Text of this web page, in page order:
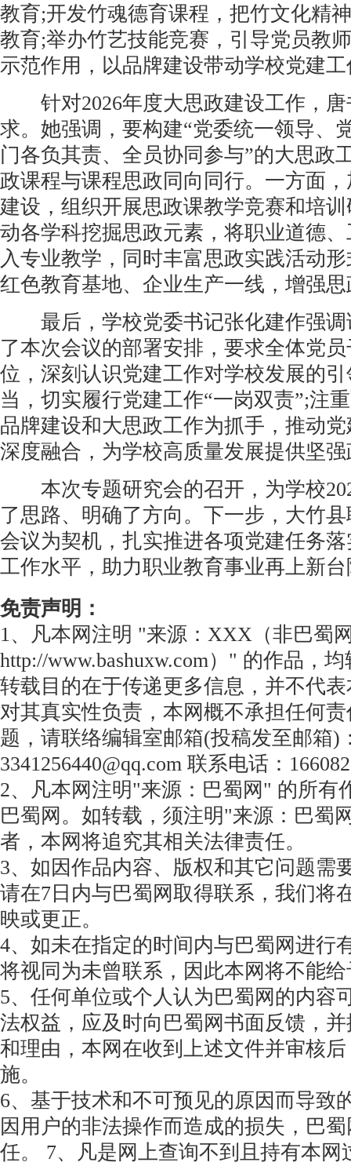
教育;开发竹魂德育课程，把竹文化精
教育;举办竹艺技能竞赛，引导党员教
示范作用，以品牌建设带动学校党建
针对2026年度大思政建设工作，唐
求。她强调，要构建“党委统一领导、
门各负其责、全员协同参与”的大思政
政课程与课程思政同向同行。一方面
建设，组织开展思政课教学竞赛和培
动各学科挖掘思政元素，将职业道德
入专业教学，同时丰富思政实践活动
红色教育基地、企业生产一线，增强
最后，学校党委书记张化建作强调
了本次会议的部署安排，要求全体党
位，深刻认识党建工作对学校发展的
当，切实履行党建工作“一岗双责”;注
品牌建设和大思政工作为抓手，推动
深度融合，为学校高质量发展提供坚
本次专题研究会的召开，为学校
了思路、明确了方向。下一步，大竹
会议为契机，扎实推进各项党建任务
工作水平，助力职业教育事业再上新
免责声明：
1、凡本网注明 "来源：XXX（非巴蜀
http://www.bashuxw.com）" 的作品，
转载目的在于传递更多信息，并不代
对其真实性负责，本网概不承担任何
题，请联络编辑室邮箱(投稿发至邮箱)
3341256440@qq.com 联系电话：
2、凡本网注明"来源：巴蜀网" 的所有
巴蜀网。如转载，须注明"来源：巴蜀
者，本网将追究其相关法律责任。
3、如因作品内容、版权和其它问题需
请在7日内与巴蜀网取得联系，我们将
映或更正。
4、如未在指定的时间内与巴蜀网进行
将视同为未曾联系，因此本网将不能
5、任何单位或个人认为巴蜀网的内容
法权益，应及时向巴蜀网书面反馈，
和理由，本网在收到上述文件并审核
施。
6、基于技术和不可预见的原因而导致
因用户的非法操作而造成的损失，巴
任。 7、凡是网上查询不到且持有本网